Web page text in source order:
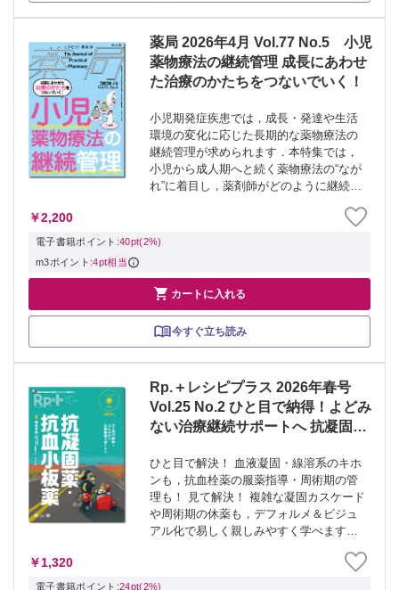
薬局 2026年4月 Vol.77 No.5 小児
薬物療法の継続管理 成長にあわせ
た治療のかたちをつないでいく！
小児期発症疾患では，成長・発達や生活
環境の変化に応じた長期的な薬物療法の
継続管理が求められます．本特集では，
小児から成人期へと続く薬物療法の“なが
れ”に着目し，薬剤師がどのように継続的
ん，アレルギー疾患，1型糖尿病，内分泌
疾患，腎疾患などの代表例を通じて，発
￥2,200
電子書籍ポイント:40pt(2%)
m3ポイント:4pt相当
 カートに入れる
今すぐ立ち読み
Rp.＋レシピプラス 2026年春号
Vol.25 No.2 ひと目で納得！よどみ
ない治療継続サポートへ 抗凝固
ひと目で解決！ 血液凝固・線溶系のキホ
ンも，抗血栓薬の服薬指導・周術期の管
理も！ 見て解決！ 複雑な凝固カスケード
や周術期の休薬も，デフォルメ＆ビジュ
アル化で易しく親しみやすく学べます．
薬や抗血小板薬を長く継続して処方され
ていると，薬剤師・医療スタッフも，患
￥1,320
電子書籍ポイント:24pt(2%)